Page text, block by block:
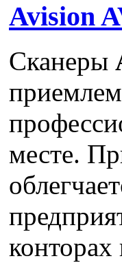
Avision
Сканеры
месте.